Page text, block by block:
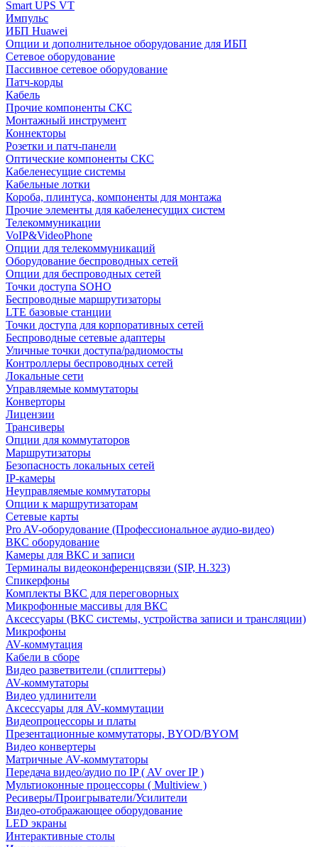
Smart UPS VT
Импульс
ИБП Huawei
Опции и дополнительное оборудование для ИБП
Сетевое оборудование
Пассивное сетевое оборудование
Патч-корды
Кабель
Прочие компоненты СКС
Монтажный инструмент
Коннекторы
Розетки и патч-панели
Оптические компоненты СКС
Кабеленесущие системы
Кабельные лотки
Короба, плинтуса, компоненты для монтажа
Прочие элементы для кабеленесущих систем
Телекоммуникации
VoIP&VideoPhone
Опции для телекоммуникаций
Оборудование беспроводных сетей
Опции для беспроводных сетей
Точки доступа SOHO
Беспроводные маршрутизаторы
LTE базовые станции
Точки доступа для корпоративных сетей
Беспроводные сетевые адаптеры
Уличные точки доступа/радиомосты
Контроллеры беспроводных сетей
Локальные сети
Управляемые коммутаторы
Конверторы
Лицензии
Трансиверы
Опции для коммутаторов
Маршрутизаторы
Безопасность локальных сетей
IP-камеры
Неуправляемые коммутаторы
Опции к маршрутизаторам
Сетевые карты
Pro AV-оборудование (Профессиональное аудио-видео)
ВКС оборудование
Камеры для ВКС и записи
Терминалы видеоконференцсвязи (SIP, H.323)
Спикерфоны
Комплекты ВКС для переговорных
Микрофонные массивы для ВКС
Аксессуары (ВКС системы, устройства записи и трансляции)
Микрофоны
AV-коммутация
Кабели в сборе
Видео разветвители (сплиттеры)
AV-коммутаторы
Видео удлинители
Аксессуары для AV-коммутации
Видеопроцессоры и платы
Презентационные коммутаторы, BYOD/BYOM
Видео конвертеры
Матричные AV-коммутаторы
Передача видео/аудио по IP ( AV over IP )
Мультиоконные процессоры ( Multiview )
Ресиверы/Проигрыватели/Усилители
Видео-отображающее оборудование
LED экраны
Интерактивные столы